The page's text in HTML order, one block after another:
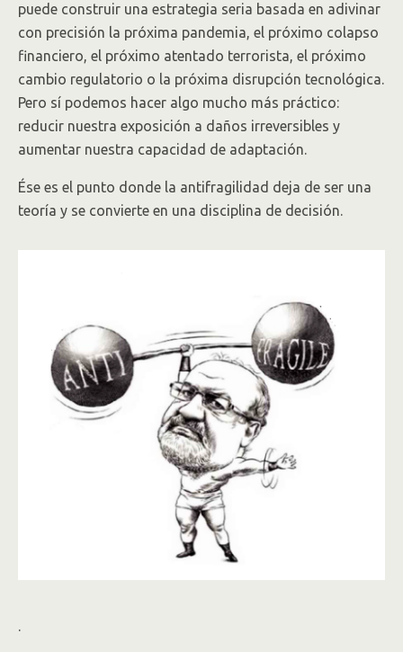
puede construir una estrategia seria basada en adivinar
con precisión la próxima pandemia, el próximo colapso
financiero, el próximo atentado terrorista, el próximo
cambio regulatorio o la próxima disrupción tecnológica.
Pero sí podemos hacer algo mucho más práctico:
reducir nuestra exposición a daños irreversibles y
aumentar nuestra capacidad de adaptación.
Ése es el punto donde la antifragilidad deja de ser una
teoría y se convierte en una disciplina de decisión.
.